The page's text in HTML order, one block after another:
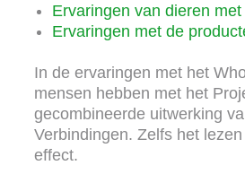
Ervaringen van dieren
Ervaringen met de
In de ervaringen met het
mensen hebben met het
gecombineerde uitwerking
Verbindingen. Zelfs het
effect.